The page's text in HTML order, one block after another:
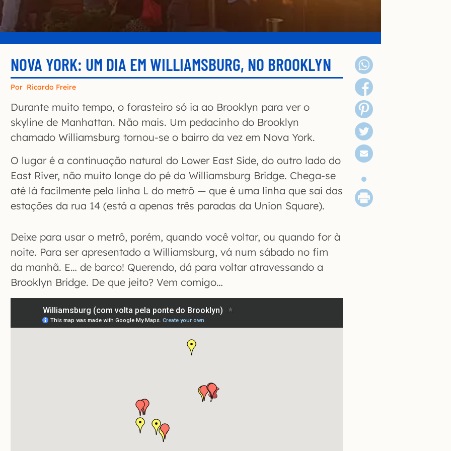
NOVA YORK: UM DIA EM WILLIAMSBURG, NO BROOKLYN
Por Ricardo Freire
Durante muito tempo, o forasteiro só ia ao Brooklyn para ver o
skyline de Manhattan. Não mais. Um pedacinho do Brooklyn
chamado Williamsburg tornou-se o bairro da vez em Nova York.
O lugar é a continuação natural do Lower East Side, do outro lado do
East River, não muito longe do pé da Williamsburg Bridge. Chega-se
até lá facilmente pela linha L do metrô — que é uma linha que sai das
estações da rua 14 (está a apenas três paradas da Union Square).
Deixe para usar o metrô, porém, quando você voltar, ou quando for à
noite. Para ser apresentado a Williamsburg, vá num sábado no fim
da manhã. E… de barco! Querendo, dá para voltar atravessando a
Brooklyn Bridge. De que jeito? Vem comigo…